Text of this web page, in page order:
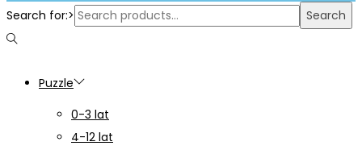
Search for:>
Search
Puzzle
0-3 lat
4-12 lat